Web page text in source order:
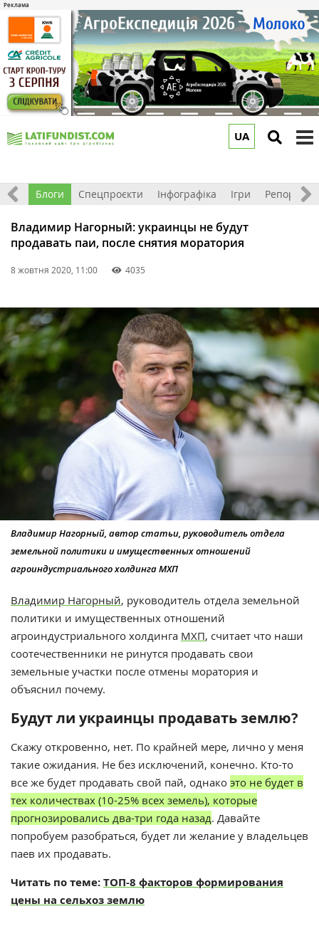
UA
Блоги Спецпроєкти Інфографіка Ігри Репортажі
Владимир Нагорный: украинцы не будут
продавать паи, после снятия моратория
8 жовтня 2020, 11:00 4035
Владимир Нагорный, автор статьи, руководитель отдела
земельной политики и имущественных отношений
агроиндустриального холдинга МХП
Владимир Нагорный, руководитель отдела земельной
политики и имущественных отношений
агроиндустриального холдинга МХП, считает что наши
соотечественники не ринутся продавать свои
земельные участки после отмены моратория и
объяснил почему.
Будут ли украинцы продавать землю?
Скажу откровенно, нет. По крайней мере, лично у меня
такие ожидания. Не без исключений, конечно. Кто-то
все же будет продавать свой пай, однако это не будет в
тех количествах (10-25% всех земель), которые
прогнозировались два-три года назад. Давайте
попробуем разобраться, будет ли желание у владельцев
паев их продавать.
Читать по теме:ТОП-8 факторов формирования
цены на сельхоз землю